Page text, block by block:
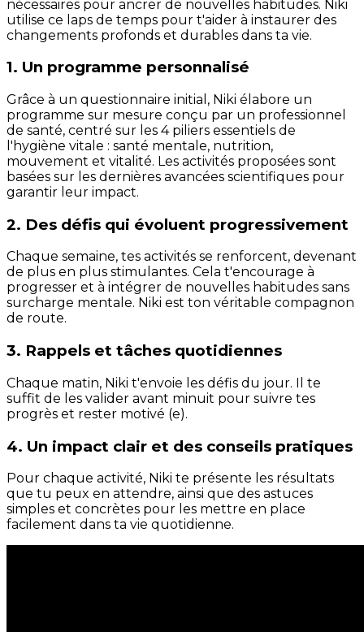
nécessaires pour ancrer de nouvelles habitudes. Niki
utilise ce laps de temps pour t'aider à instaurer des
changements profonds et durables dans ta vie.
1. Un programme personnalisé
Grâce à un questionnaire initial, Niki élabore un
programme sur mesure conçu par un professionnel
de santé, centré sur les 4 piliers essentiels de
l'hygiène vitale : santé mentale, nutrition,
mouvement et vitalité. Les activités proposées sont
basées sur les dernières avancées scientifiques pour
garantir leur impact.
2. Des défis qui évoluent progressivement
Chaque semaine, tes activités se renforcent, devenant
de plus en plus stimulantes. Cela t'encourage à
progresser et à intégrer de nouvelles habitudes sans
surcharge mentale. Niki est ton véritable compagnon
de route.
3. Rappels et tâches quotidiennes
Chaque matin, Niki t'envoie les défis du jour. Il te
suffit de les valider avant minuit pour suivre tes
progrès et rester motivé (e).
4. Un impact clair et des conseils pratiques
Pour chaque activité, Niki te présente les résultats
que tu peux en attendre, ainsi que des astuces
simples et concrètes pour les mettre en place
facilement dans ta vie quotidienne.